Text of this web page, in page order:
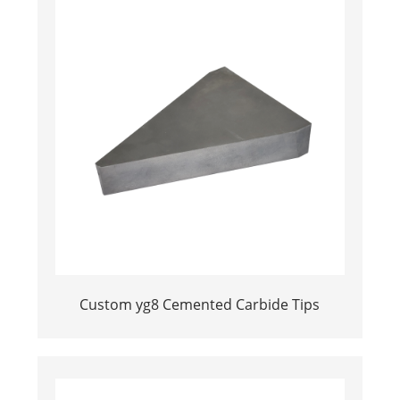
Custom yg8 Cemented Carbide Tips